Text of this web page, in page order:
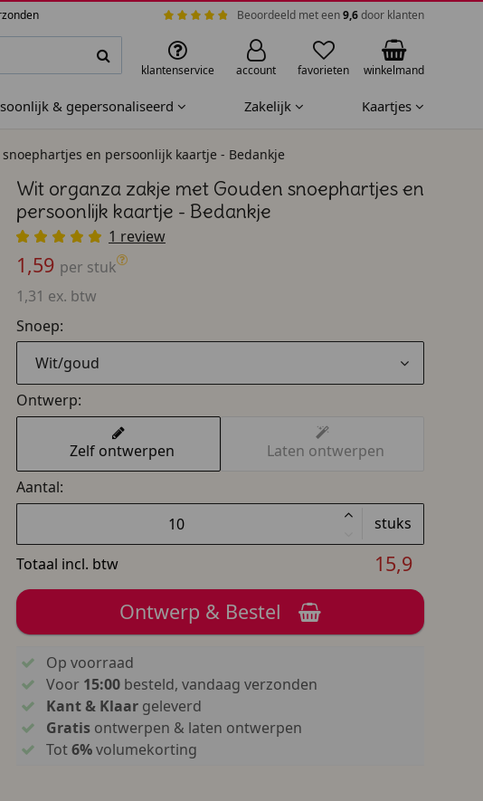
Beoordeeld met een9,6door klanten
klantenservice account favorieten winkelmand
& gepersonaliseerd Zakelijk Kaartjes
en persoonlijk kaartje - Bedankje
Wit organza zakje met Gouden snoephartjes en
persoonlijk kaartje - Bedankje
1 review
1,59 per stuk
1,31 ex. btw
Snoep:
Wit/goud
Ontwerp:
Zelf ontwerpen
Laten ontwerpen
Aantal:
stuks
Totaal incl. btw
15,9
Ontwerp & Bestel
Op voorraad
Voor 15:00besteld, vandaag verzonden
Kant & Klaargeleverd
Gratisontwerpen & laten ontwerpen
Tot6%volumekorting